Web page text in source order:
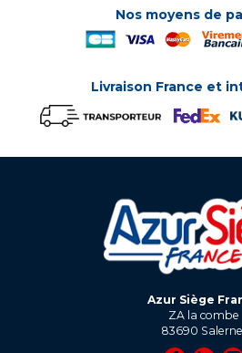
Nos moyens de
Livraison France et
Azur Siège
ZA la combe
83690